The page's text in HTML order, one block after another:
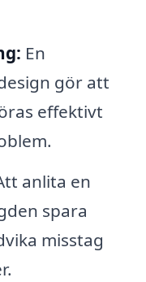
En
gör att
effektivt
anlita en
spara
misstag